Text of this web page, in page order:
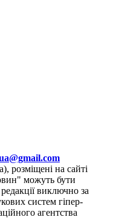
розміщені на сайті
можуть бути
виключно за
систем гіпер-
агентства